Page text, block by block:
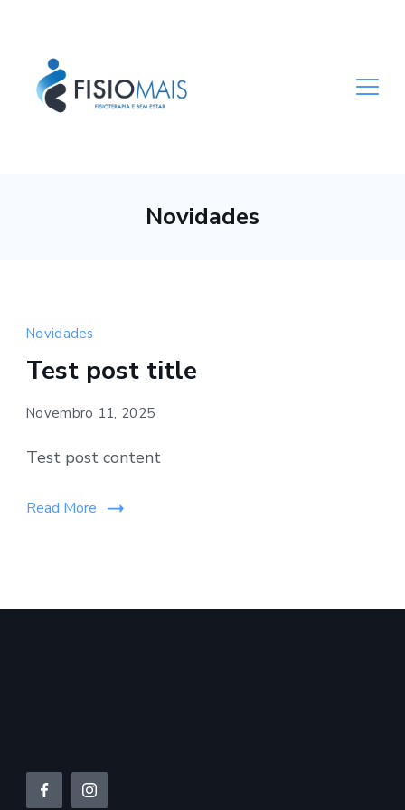
content
Novidades
Novidades
Test post title
Novembro 11, 2025
Test post content
Read More